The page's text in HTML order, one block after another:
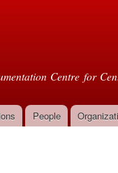
Centre for
People